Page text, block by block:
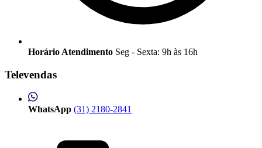
Horário Atendimento Seg - Sexta: 9h às 16h
Televendas
WhatsApp (31) 2180-2841